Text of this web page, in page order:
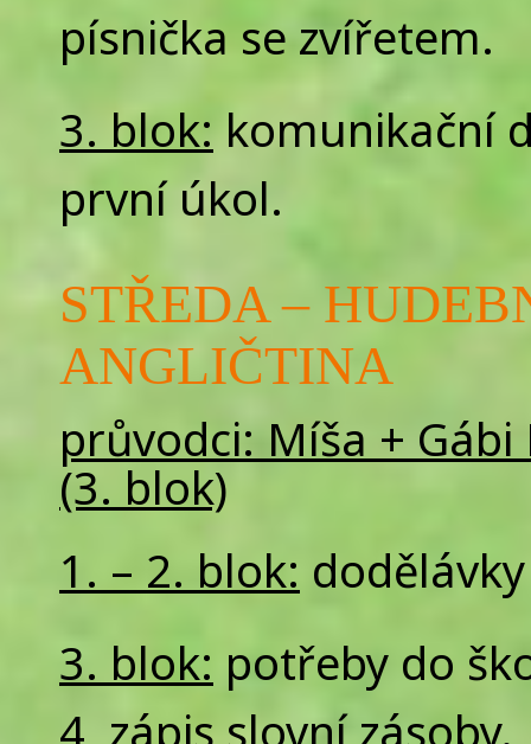
písnička se zvířetem.
3. blok: komunikační
první úkol.
STŘEDA –
ANGLIČTINA
průvodci: Míša +
(3. blok)
1. – 2. blok:
3. blok: potřeby do
4, zápis slovní zásoby.